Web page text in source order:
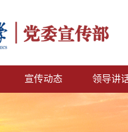
宣传动态 领导讲